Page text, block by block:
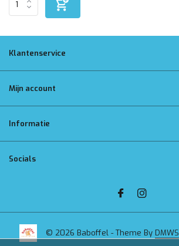
Klantenservice
Mijn account
Informatie
Socials
© 2026 Baboffel - Theme By DMWS